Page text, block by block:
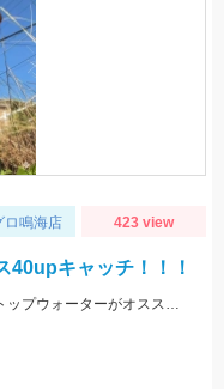
ロ鳴海店 423 view
40upキャッチ！！！
ベイトを追いかけているバスが多かったのでトップウォーターがオススメ！！